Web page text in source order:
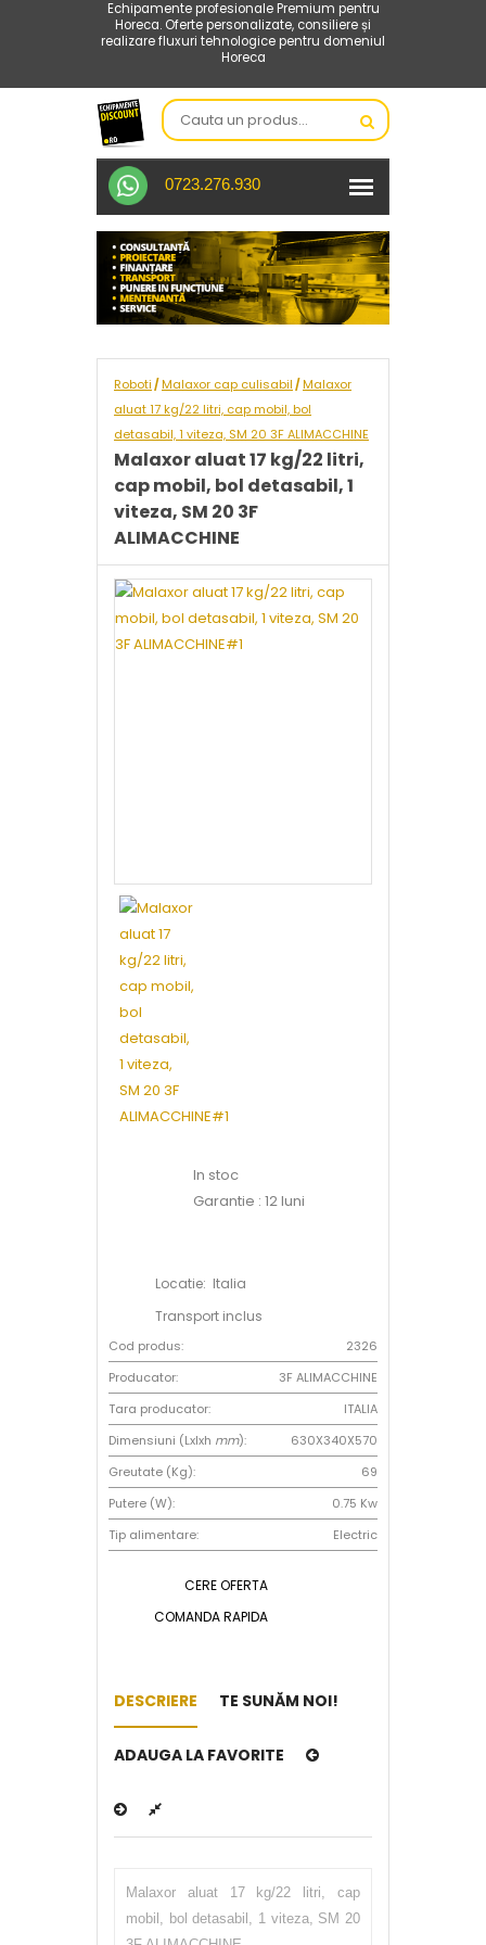
Echipamente profesionale Premium pentru
Horeca. Oferte personalizate, consiliere și
realizare fluxuri tehnologice pentru domeniul
Horeca
0723.276.930
Roboti /Malaxor cap culisabil /Malaxor
aluat 17 kg/22 litri, cap mobil, bol
detasabil, 1 viteza, SM 20 3F ALIMACCHINE
Malaxor aluat 17 kg/22 litri,
cap mobil, bol detasabil, 1
viteza, SM 20 3F
ALIMACCHINE
In stoc
Garantie : 12 luni
Locatie: Italia
Transport inclus
Cod produs:
2326
Producator:
3F ALIMACCHINE
Tara producator:
ITALIA
Dimensiuni (Lxlxh mm):
630X340X570
Greutate (Kg):
69
Putere (W):
0.75 Kw
Tip alimentare:
Electric
CERE OFERTA
COMANDA RAPIDA
DESCRIERE TE SUNĂM NOI!
ADAUGA LA FAVORITE
Malaxor aluat 17 kg/22 litri, cap
mobil, bol detasabil, 1 viteza, SM 20